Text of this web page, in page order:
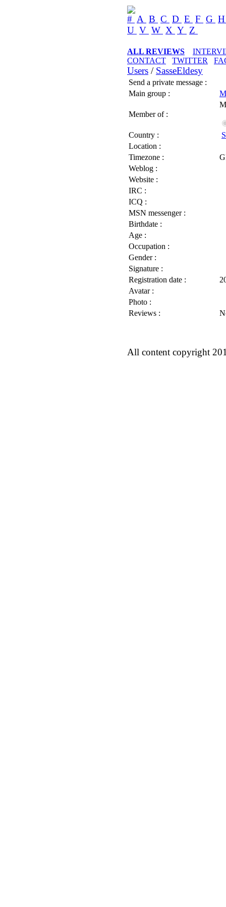
# A B C D E F G
U V W X Y Z
ALL REVIEWS
CONTACT
TWITTER
Users / SasseEldesy
Send a private message :
Main group :
Member of :
Country :
Location :
Timezone :
Weblog :
Website :
IRC :
ICQ :
MSN messenger :
Birthdate :
Age :
Occupation :
Gender :
Signature :
Registration date :
Avatar :
Photo :
Reviews :
All content copyright